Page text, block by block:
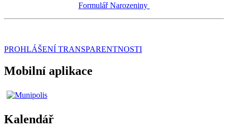
Formulář Narozeniny
PROHLÁŠENÍ TRANSPARENTNOSTI
Mobilní aplikace
Kalendář